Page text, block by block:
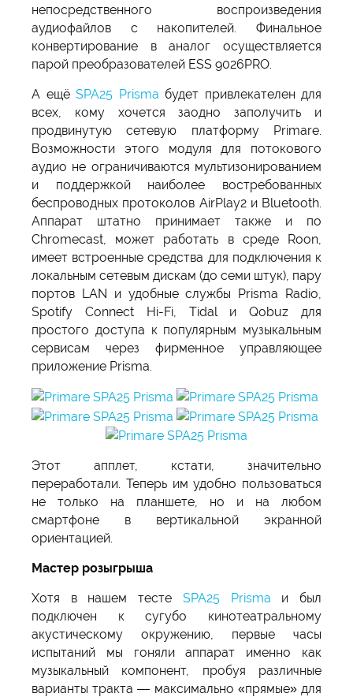
непосредственного воспроизведения
аудиофайлов с накопителей. Финальное
конвертирование в аналог осуществляется
парой преобразователей ESS 9026PRO.
А ещё SPA25 Prisma будет привлекателен для
всех, кому хочется заодно заполучить и
продвинутую сетевую платформу Primare.
Возможности этого модуля для потокового
аудио не ограничиваются мультизонированием
и поддержкой наиболее востребованных
беспроводных протоколов AirPlay2 и Bluetooth.
Аппарат штатно принимает также и по
Chromecast, может работать в среде Roon,
имеет встроенные средства для подключения к
локальным сетевым дискам (до семи штук), пару
портов LAN и удобные службы Prisma Radio,
Spotify Connect Hi-Fi, Tidal и Qobuz для
простого доступа к популярным музыкальным
сервисам через фирменное управляющее
приложение Prisma.
Этот апплет, кстати, значительно
переработали. Теперь им удобно пользоваться
не только на планшете, но и на любом
смартфоне в вертикальной экранной
ориентацией.
Мастер розыгрыша
Хотя в нашем тесте SPA25 Prisma и был
подключен к сугубо кинотеатральному
акустическому окружению, первые часы
испытаний мы гоняли аппарат именно как
музыкальный компонент, пробуя различные
варианты тракта — максимально «прямые» для